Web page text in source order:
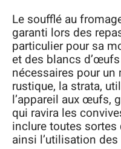
Le soufflé au
garanti lors des
particulier pour sa
et des blancs
nécessaires pour un
rustique, la strata,
l’appareil aux œufs,
qui ravira les
inclure toutes
ainsi l’utilisation